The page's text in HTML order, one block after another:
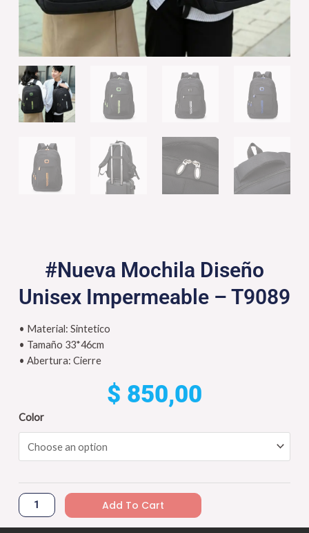
#Nueva Mochila Diseño
Unisex Impermeable – T9089
• Material: Sintetico
• Tamaño 33*46cm
• Abertura: Cierre
$ 850,00
Color
#Nueva
Mochila
Diseño
Unisex
-
T9089
quantity
Add To Cart